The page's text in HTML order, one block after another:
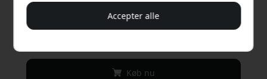
Anbefalet pris
Køb nu
Accepter alle